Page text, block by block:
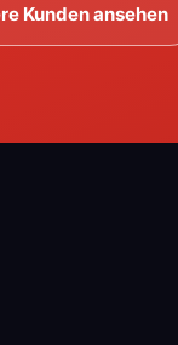
Kunden ansehen